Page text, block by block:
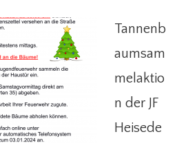
der JF Heisede
Tannenb
aumsam
melaktio
n der JF
Heisede